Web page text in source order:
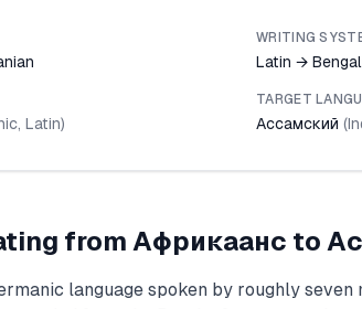
WRITING
Latin →
, Latin)
TARGET
Ассамский (
from Африкаанс to
language spoken by roughly